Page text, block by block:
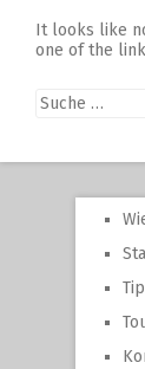
It looks like
one of the
Suche
nach: